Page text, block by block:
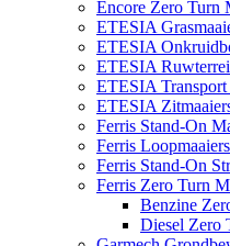
Encore Zero Turn
ETESIA
ETESIA
ETESIA
ETESIA Transport
ETESIA
Ferris Stand-On
Ferris Loopmaaiers
Ferris Stand-On
Ferris Zero Turn
Benzine
Diesel Zero